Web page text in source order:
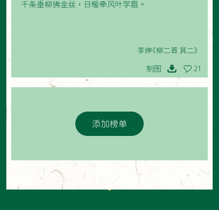
千条垂柳拂金丝，日暖牵风叶学眉。
李绅《柳二首 其二》
制图 21
添加榜单